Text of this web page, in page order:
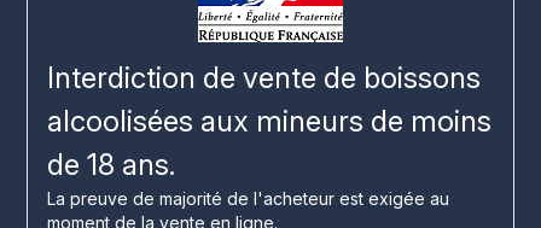
Interdiction de vente de boissons
alcoolisées aux mineurs de moins
de 18 ans.
La preuve de majorité de l'acheteur est exigée au
moment de la vente en ligne.